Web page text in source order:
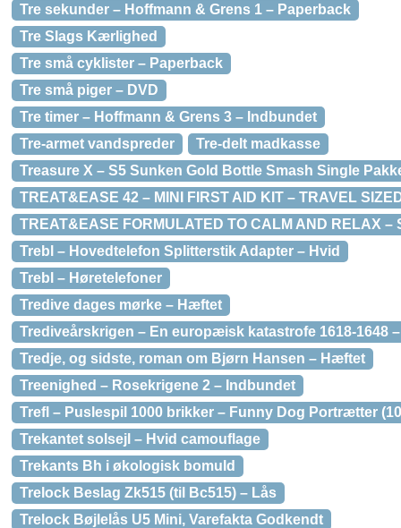
Tre sekunder – Hoffmann & Grens 1 – Paperback
Tre Slags Kærlighed
Tre små cyklister – Paperback
Tre små piger – DVD
Tre timer – Hoffmann & Grens 3 – Indbundet
Tre-armet vandspreder
Tre-delt madkasse
Treasure X – S5 Sunken Gold Bottle Smash Single
TREAT&EASE 42 – MINI FIRST AID KIT – TRAVEL
TREAT&EASE FORMULATED TO CALM AND RELAX –
Trebl – Hovedtelefon Splitterstik Adapter – Hvid
Trebl – Høretelefoner
Tredive dages mørke – Hæftet
Trediveårskrigen – En europæisk katastrofe 1618-1648
Tredje, og sidste, roman om Bjørn Hansen – Hæftet
Treenighed – Rosekrigene 2 – Indbundet
Trefl – Puslespil 1000 brikker – Funny Dog Portrætter
Trekantet solsejl – Hvid camouflage
Trekants Bh i økologisk bomuld
Trelock Beslag Zk515 (til Bc515) – Lås
Trelock Bøjlelås U5 Mini, Varefakta Godkendt